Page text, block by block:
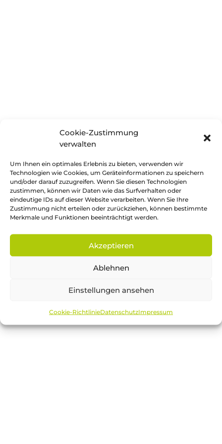
Cookie-Zustimmung
verwalten
Um Ihnen ein optimales Erlebnis zu bieten, verwenden wir
Technologien wie Cookies, um Geräteinformationen zu speichern
und/oder darauf zuzugreifen. Wenn Sie diesen Technologien
zustimmen, können wir Daten wie das Surfverhalten oder
eindeutige IDs auf dieser Website verarbeiten. Wenn Sie Ihre
Zustimmung nicht erteilen oder zurückziehen, können bestimmte
Merkmale und Funktionen beeinträchtigt werden.
Akzeptieren
Ablehnen
Einstellungen ansehen
Cookie-RichtlinieDatenschutzImpressum
Hier entsteht ein neuer Internetauftritt